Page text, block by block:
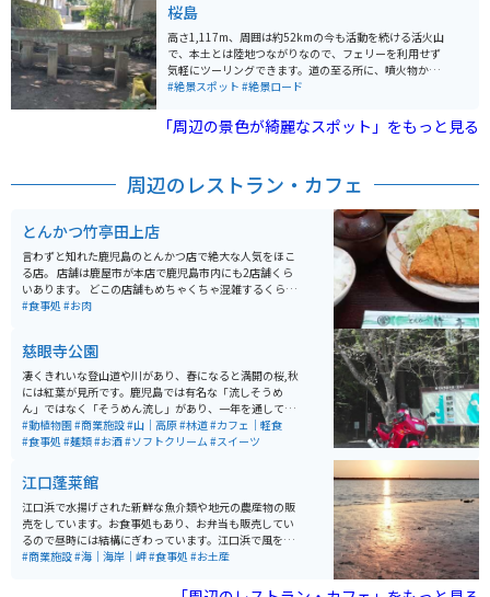
桜島
高さ1,117m、周囲は約52kmの今も活動を続ける活火山
で、本土とは陸地つながりなので、フェリーを利用せず
気軽にツーリングできます。道の至る所に、噴火物から
身を守るための退避壕が設置されています。 鹿児島港か
して楽しむことができます。島内にはレンタカー・バイ
ク屋さんもあるので、現地で乗り物を調達することも可
れてしまった「黒神埋没鳥居」など見どころはたくさん
#絶景スポット #絶景ロード
「周辺の景色が綺麗なスポット」をもっと見る
周辺のレストラン・カフェ
とんかつ竹亭田上店
言わずと知れた鹿児島のとんかつ店で絶大な人気をほこ
る店。 店舗は鹿屋市が本店で鹿児島市内にも2店舗くら
いあります。 どこの店舗もめちゃくちゃ混雑するくらい
の人気店です。 お値段もリーズナブルでとにかくおいし
#食事処 #お肉
慈眼寺公園
凄くきれいな登山道や川があり、春になると満開の桜,秋
には紅葉が見所です。鹿児島では有名な「流しそうめ
ん」ではなく「そうめん流し」があり、一年を通してそ
うめんが楽しめます。そうめんと一緒に、ニジマスなど
の清流にしか生息しない魚も楽しめます。
#動植物園#商業施設#山｜高原#林道#カフェ｜軽食
#食事処 #麺類#お酒#ソフトクリーム#スイーツ
江口蓬莱館
江口浜で水揚げされた新鮮な魚介類や地元の農産物の販
売をしています。お食事処もあり、お弁当も販売してい
るので昼時には結構にぎわっています。江口浜で風を感
じながら休憩するのにぴったりなので、ライダーも多く
#商業施設#海｜海岸｜岬#食事処 #お土産